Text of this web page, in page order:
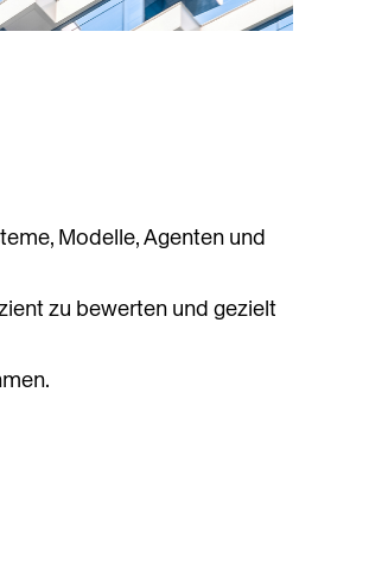
Modelle, Agenten und
zu bewerten und gezielt